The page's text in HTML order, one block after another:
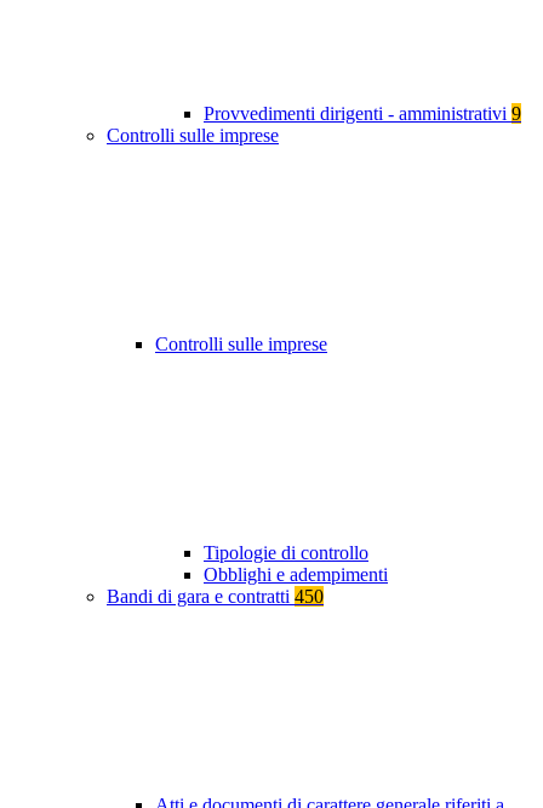
Provvedimenti dirigenti - amministrativi 9
Controlli sulle imprese
Controlli sulle imprese
Tipologie di controllo
Obblighi e adempimenti
Bandi di gara e contratti 450